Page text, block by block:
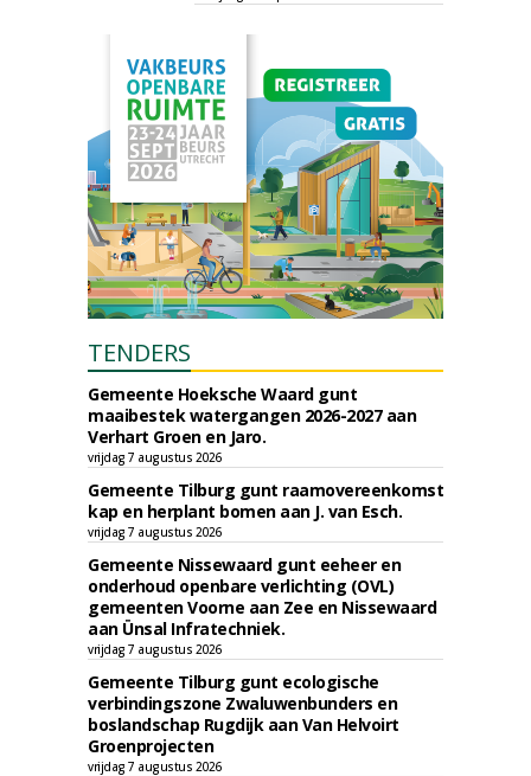
TENDERS
Gemeente Hoeksche Waard gunt
maaibestek watergangen 2026-2027 aan
Verhart Groen en Jaro.
vrijdag 7 augustus 2026
Gemeente Tilburg gunt raamovereenkomst
kap en herplant bomen aan J. van Esch.
vrijdag 7 augustus 2026
Gemeente Nissewaard gunt eeheer en
onderhoud openbare verlichting (OVL)
gemeenten Voorne aan Zee en Nissewaard
aan Ünsal Infratechniek.
vrijdag 7 augustus 2026
Gemeente Tilburg gunt ecologische
verbindingszone Zwaluwenbunders en
boslandschap Rugdijk aan Van Helvoirt
Groenprojecten
vrijdag 7 augustus 2026